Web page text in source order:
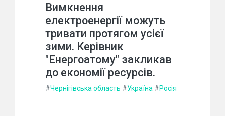
Вимкнення
електроенергії можуть
тривати протягом усієї
зими. Керівник
"Енергоатому" закликав
до економії ресурсів.
#Чернігівська область #Україна #Росія